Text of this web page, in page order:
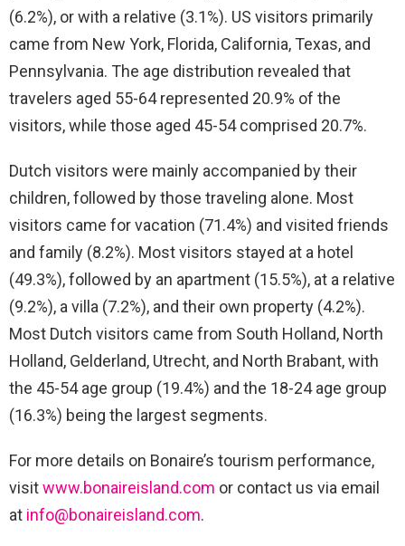
(6.2%), or with a relative (3.1%). US visitors primarily
came from New York, Florida, California, Texas, and
Pennsylvania. The age distribution revealed that
travelers aged 55-64 represented 20.9% of the
visitors, while those aged 45-54 comprised 20.7%.
Dutch visitors were mainly accompanied by their
children, followed by those traveling alone. Most
visitors came for vacation (71.4%) and visited friends
and family (8.2%). Most visitors stayed at a hotel
(49.3%), followed by an apartment (15.5%), at a relative
(9.2%), a villa (7.2%), and their own property (4.2%).
Most Dutch visitors came from South Holland, North
Holland, Gelderland, Utrecht, and North Brabant, with
the 45-54 age group (19.4%) and the 18-24 age group
(16.3%) being the largest segments.
For more details on Bonaire’s tourism performance,
visitwww.bonaireisland.com or contact us via email
at info@bonaireisland.com.